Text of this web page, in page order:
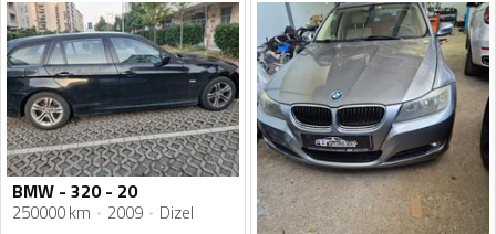
BMW - 320 - 20
250000 km 2009 Dizel